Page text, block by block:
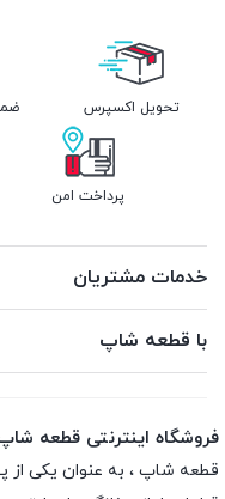
تحویل اکسپرس
پرداخت امن
خدمات مشتریان
با قطعه شاپ
فروشگاه اینترنتی قطعه
قطعه شاپ ، به عنوان یکی از